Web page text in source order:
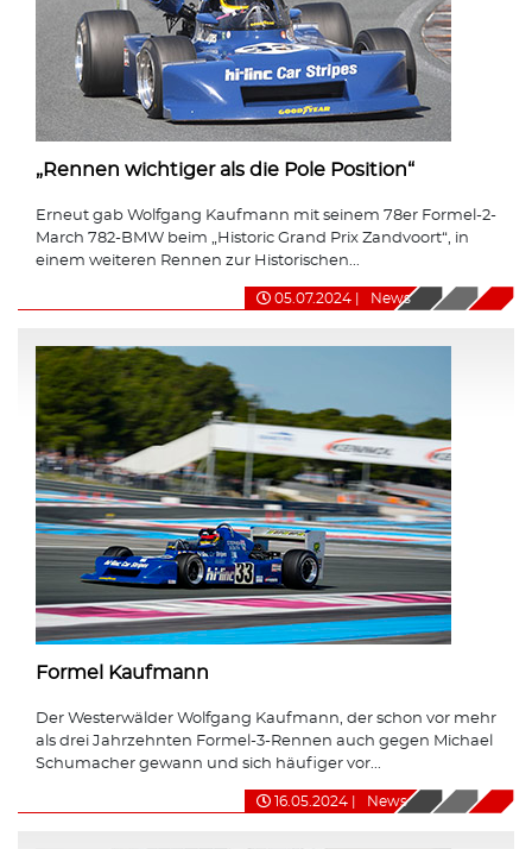
„Rennen wichtiger als die Pole Position“
Erneut gab Wolfgang Kaufmann mit seinem 78er Formel-2-
March 782-BMW beim „Historic Grand Prix Zandvoort“, in
einem weiteren Rennen zur Historischen...
05.07.2024 News
Formel Kaufmann
Der Westerwälder Wolfgang Kaufmann, der schon vor mehr
als drei Jahrzehnten Formel-3-Rennen auch gegen Michael
Schumacher gewann und sich häufiger vor...
16.05.2024 News